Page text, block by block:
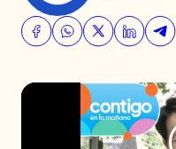
Programas